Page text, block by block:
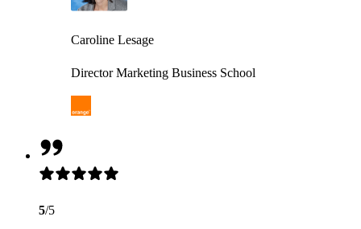
Caroline Lesage
Director Marketing Business School
5/5